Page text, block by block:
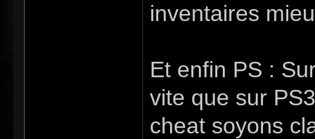
inventaires
Et enfin PS :
vite que sur
cheat soyons